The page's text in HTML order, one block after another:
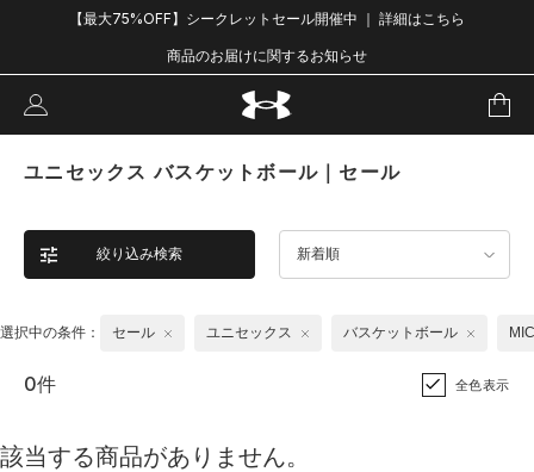
【最大75%OFF】シークレットセール開催中 ｜ 詳細はこちら
商品のお届けに関するお知らせ
ユニセックス バスケットボール｜セール
絞り込み検索 新着順
選択中の条件： セール ユニセックス バスケットボール
0件 全色表示
該当する商品がありません。